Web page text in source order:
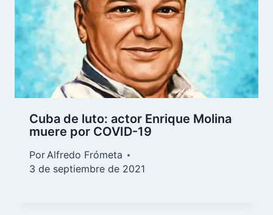
Cuba de luto: actor Enrique Molina
muere por COVID-19
PorAlfredo Frómeta
3 de septiembre de 2021